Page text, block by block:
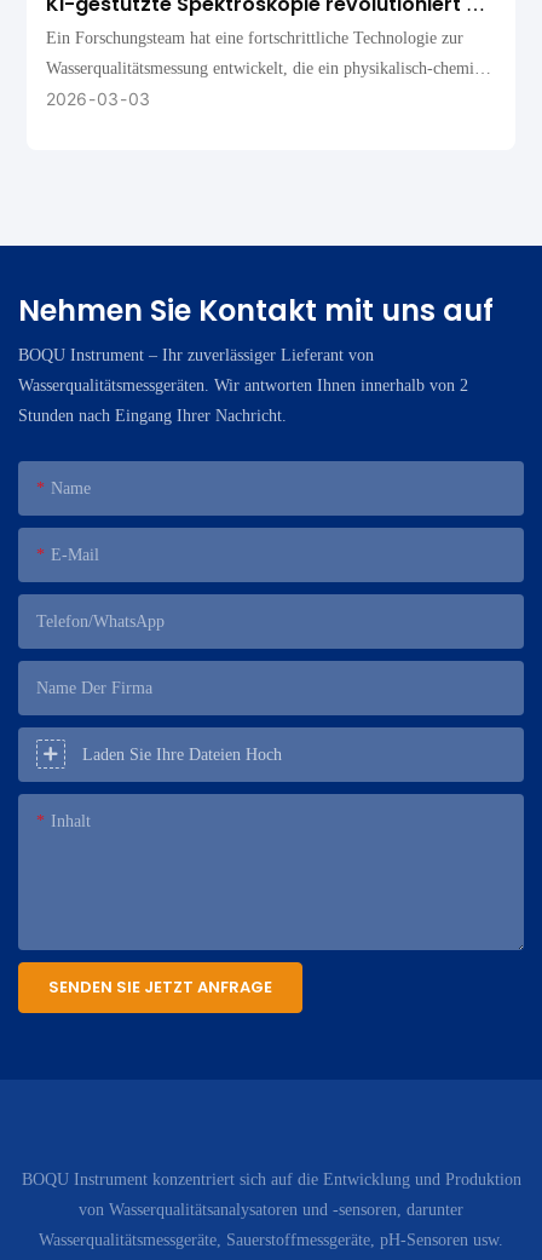
schnelle Wasserqualitätsmessung
Ein Forschungsteam hat eine fortschrittliche Technologie zur
Wasserqualitätsmessung entwickelt, die ein physikalisch-chemisch
fundiertes Spektraltransformatormodell (PIST) mit UV-Vis-
sich mit seit Langem bestehenden Herausforderungen bei der
2026 03 03
Nehmen Sie Kontakt mit uns auf
BOQU Instrument – ​​Ihr zuverlässiger Lieferant von
Wasserqualitätsmessgeräten. Wir antworten Ihnen innerhalb von 2
Stunden nach Eingang Ihrer Nachricht.
Name
E-Mail
Telefon/WhatsApp
Name Der Firma
Laden Sie Ihre Dateien Hoch
Inhalt
SENDEN SIE JETZT ANFRAGE
BOQU Instrument konzentriert sich auf die Entwicklung und Produktion
von Wasserqualitätsanalysatoren und -sensoren, darunter
Wasserqualitätsmessgeräte, Sauerstoffmessgeräte, pH-Sensoren usw.